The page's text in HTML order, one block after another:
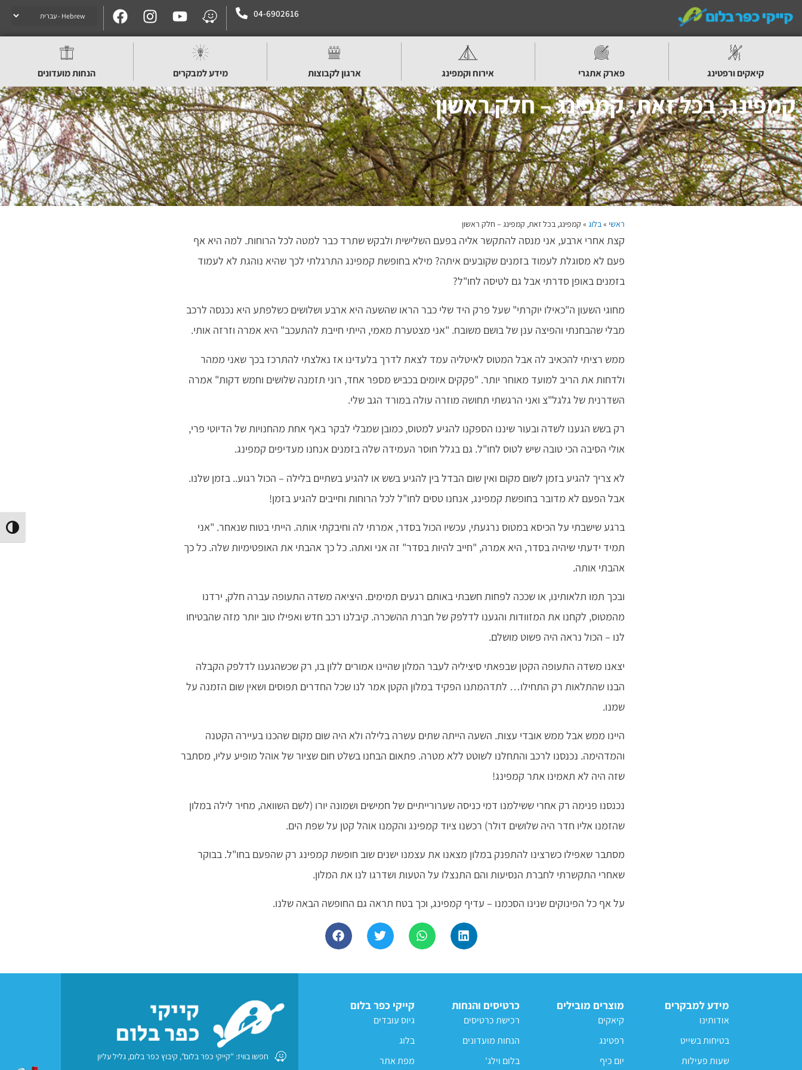
04-6902616
קיאקים ורפטינג פארק אתגרי אירוח וקמפינג ארגון לקבוצות מידע למבקרים הנחות מועדונים
קמפינג, בכל זאת, קמפינג – חלק ראשון
ראשי »בלוג » קמפינג, בכל זאת, קמפינג – חלק ראשון
קצת אחרי ארבע, אני מנסה להתקשר אליה בפעם השלישית ולבקש שתרד כבר למטה לכל הרוחות. למה היא אף
פעם לא מסוגלת לעמוד בזמנים שקובעים איתה? מילא בחופשת קמפינג התרגלתי לכך שהיא נוהגת לא לעמוד
בזמנים באופן סדרתי אבל גם לטיסה לחו"ל?
מחוגי השעון ה"כאילו יוקרתי" שעל פרק היד שלי כבר הראו שהשעה היא ארבע ושלושים כשלפתע היא נכנסה לרכב
מבלי שהבחנתי והפיצה ענן של בושם משובח. "אני מצטערת מאמי, הייתי חייבת להתעכב" היא אמרה וזרזה אותי.
ממש רציתי להכאיב לה אבל המטוס לאיטליה עמד לצאת לדרך בלעדינו אז נאלצתי להתרכז בכך שאני ממהר
ולדחות את הריב למועד מאוחר יותר. "פקקים איומים בכביש מספר אחד, רוני תזמנה שלושים וחמש דקות" אמרה
השדרנית של גלגל"צ ואני הרגשתי תחושה מוזרה עולה במורד הגב שלי.
רק בשש הגענו לשדה ובעור שיננו הספקנו להגיע למטוס, כמובן שמבלי לבקר באף אחת מהחנויות של הדיוטי פרי,
אולי הסיבה הכי טובה שיש לטוס לחו"ל. גם בגלל חוסר העמידה שלה בזמנים אנחנו מעדיפים קמפינג.
לא צריך להגיע בזמן לשום מקום ואין שום הבדל בין להגיע בשש או להגיע בשתיים בלילה – הכול רגוע.. בזמן שלנו.
אבל הפעם לא מדובר בחופשת קמפינג, אנחנו טסים לחו"ל לכל הרוחות וחייבים להגיע בזמן!
ברגע שישבתי על הכיסא במטוס נרגעתי, עכשיו הכול בסדר, אמרתי לה וחיבקתי אותה. הייתי בטוח שנאחר. "אני
תמיד ידעתי שיהיה בסדר, היא אמרה, "חייב להיות בסדר" זה אני ואתה. כל כך אהבתי את האופטימיות שלה. כל כך
אהבתי אותה.
ובכך תמו תלאותינו, או שככה לפחות חשבתי באותם רגעים תמימים. היציאה משדה התעופה עברה חלק, ירדנו
מהמטוס, לקחנו את המזוודות והגענו לדלפק של חברת ההשכרה. קיבלנו רכב חדש ואפילו טוב יותר מזה שהבטיחו
לנו – הכול נראה היה פשוט מושלם.
יצאנו משדה התעופה הקטן שבפאתי סיציליה לעבר המלון שהיינו אמורים ללון בו, רק שכשהגענו לדלפק הקבלה
הבנו שהתלאות רק התחילו… לתדהמתנו הפקיד במלון הקטן אמר לנו שכל החדרים תפוסים ושאין שום הזמנה על
שמנו.
היינו ממש אבל ממש אובדי עצות. השעה הייתה שתים עשרה בלילה ולא היה שום מקום שהכנו בעיירה הקטנה
והמדהימה. נכנסנו לרכב והתחלנו לשוטט ללא מטרה. פתאום הבחנו בשלט חום שציור של אוהל מופיע עליו, מסתבר
שזה היה לא תאמינו אתר קמפינג!
נכנסנו פנימה רק אחרי ששילמנו דמי כניסה שערורייתיים של חמישים ושמונה יורו (לשם השוואה, מחיר לילה במלון
שהזמנו אליו חדר היה שלושים דולר) רכשנו ציוד קמפינג והקמנו אוהל קטן על שפת הים.
מסתבר שאפילו כשרצינו להתפנק במלון מצאנו את עצמנו ישנים שוב חופשת קמפינג רק שהפעם בחו"ל. בבוקר
שאחרי התקשרתי לחברת הנסיעות והם התנצלו על הטעות ושדרגו לנו את המלון.
על אף כל הפינוקים שנינו הסכמנו – עדיף קמפינג, וכך בטח תראה גם החופשה הבאה שלנו.
מידע למבקרים
אודותינו
בטיחות בשייט
שעות פעילות
מוצרים מובילים
קיאקים
רפטינג
יום כיף
כרטיסים והנחות
רכישת כרטיסים
הנחות מועדונים
בלום וילג'
קייקי כפר בלום
גיוס עובדים
בלוג
מפת אתר
חפשו בוויז: "קייקי כפר בלום", קיבוץ כפר בלום, גליל עליון